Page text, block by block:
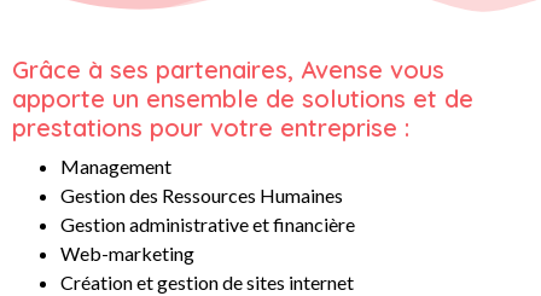
Grâce à ses partenaires, Avense vous
apporte un ensemble de solutions et de
prestations pour votre entreprise :
Management
Gestion des Ressources Humaines
Gestion administrative et financière
Web-marketing
Création et gestion de sites internet